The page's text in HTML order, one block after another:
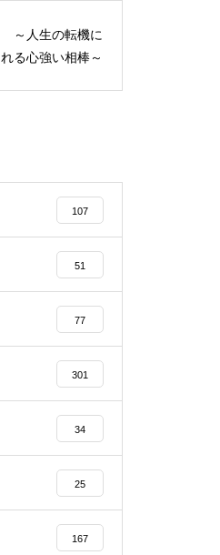
～人生の転機に
る心強い相棒～
107
51
77
301
34
25
167